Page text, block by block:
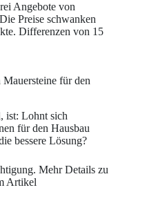
Angebote von
Preise schwanken
Differenzen von 15
für den
ist: Lohnt sich
für den Hausbau
bessere Lösung?
Mehr Details zu
Artikel